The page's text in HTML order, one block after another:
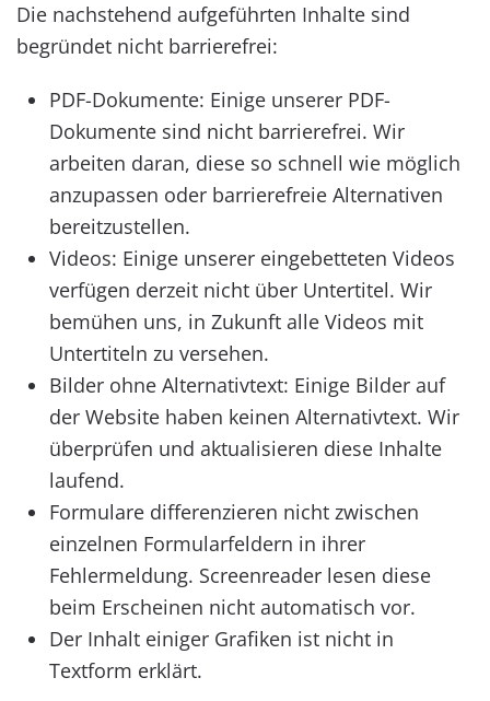
Die nachstehend aufgeführten Inhalte sind
begründet nicht barrierefrei:
PDF-Dokumente: Einige unserer PDF-
Dokumente sind nicht barrierefrei. Wir
arbeiten daran, diese so schnell wie möglich
anzupassen oder barrierefreie Alternativen
bereitzustellen.
Videos: Einige unserer eingebetteten Videos
verfügen derzeit nicht über Untertitel. Wir
bemühen uns, in Zukunft alle Videos mit
Untertiteln zu versehen.
Bilder ohne Alternativtext: Einige Bilder auf
der Website haben keinen Alternativtext. Wir
überprüfen und aktualisieren diese Inhalte
laufend.
Formulare differenzieren nicht zwischen
einzelnen Formularfeldern in ihrer
Fehlermeldung. Screenreader lesen diese
beim Erscheinen nicht automatisch vor.
Der Inhalt einiger Grafiken ist nicht in
Textform erklärt.